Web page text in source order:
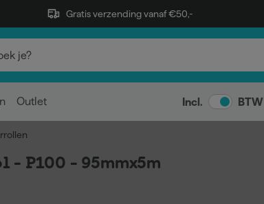
Gratis verzending vanaf €50,-
Outlet Incl. BTW
- P100 - 95mmx5m